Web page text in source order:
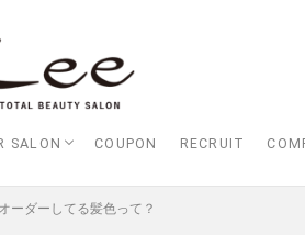
SALON
大阪店
梅田店
京橋店
堀江店
四ツ橋店
天王寺店
上新庄Vita店
東三国店
布施店
枚方店（ハーバー）
尼崎店
甲子園店
COUPON RECRUIT
ーダーしてる髪色って？